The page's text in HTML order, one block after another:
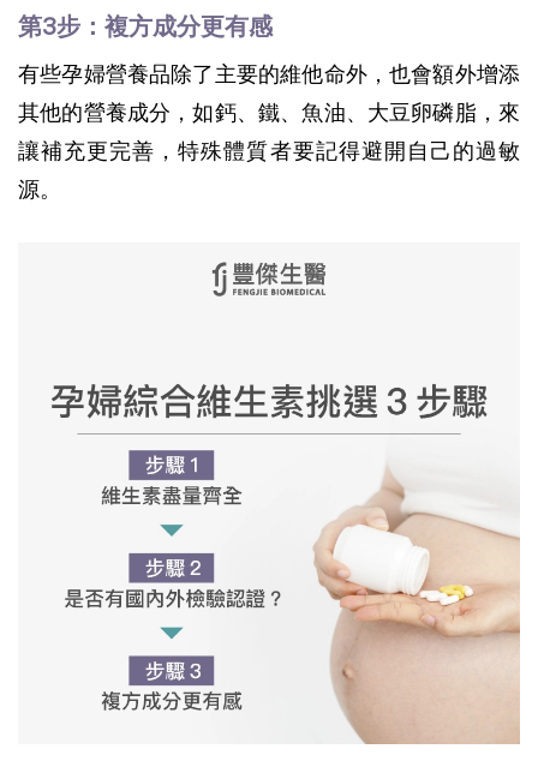
第3步：複方成分更有感
有些孕婦營養品除了主要的維他命外，也會額外增添
其他的營養成分，如鈣、鐵、魚油、大豆卵磷脂，來
讓補充更完善，特殊體質者要記得避開自己的過敏
源。